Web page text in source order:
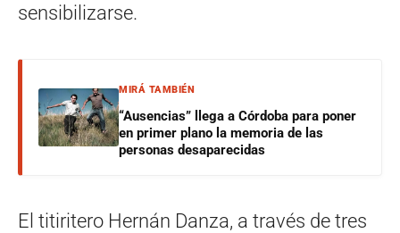
sensibilizarse.
MIRÁ TAMBIÉN
“Ausencias” llega a Córdoba para poner
en primer plano la memoria de las
personas desaparecidas
El titiritero Hernán Danza, a través de tres